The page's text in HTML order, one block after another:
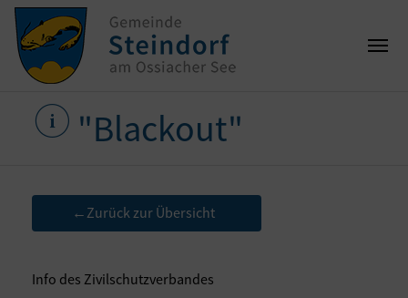
"Blackout"
← Zurück zur Übersicht
Info des Zivilschutzverbandes